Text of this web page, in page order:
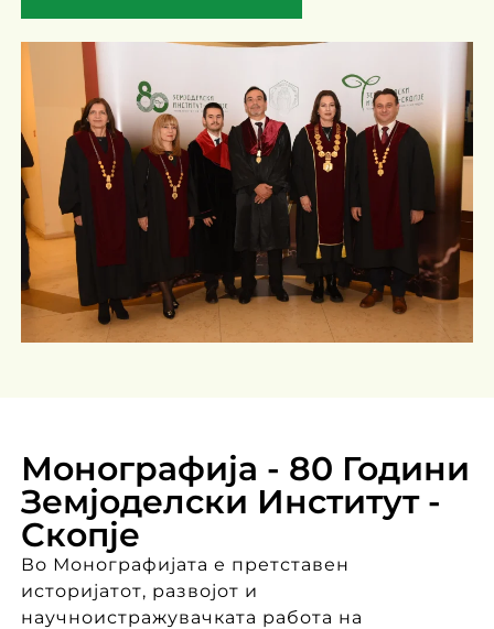
Монографија - 80 Години
Земјоделски Институт -
Скопје
Во Монографијата е претставен
историјатот, развојот и
научноистражувачката работа на